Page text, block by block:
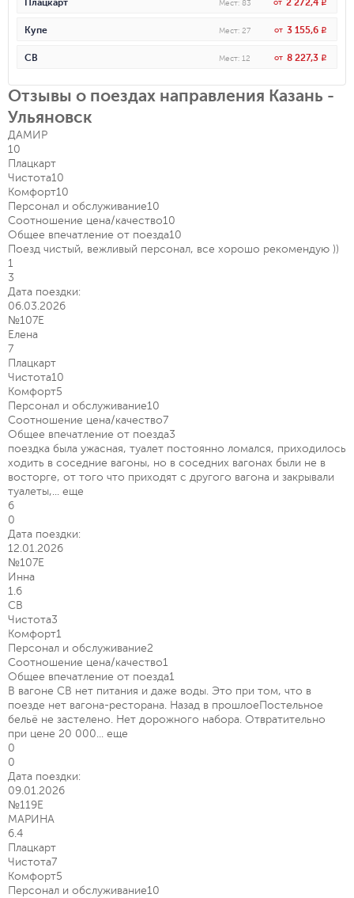
Плацкарт Мест: 83 R
Купе Мест: 27 от 3 155,6 R
СВ Мест: 12 от 8 227,3 R
Отзывы о поездах направления Казань -
Ульяновск
ДАМИР
10
Плацкарт
Чистота10
Комфорт10
Персонал и обслуживание10
Соотношение цена/качество10
Общее впечатление от поезда10
Поезд чистый, вежливый персонал, все хорошо рекомендую ))
1
3
Дата поездки:
06.03.2026
№107Е
Елена
7
Плацкарт
Чистота10
Комфорт5
Персонал и обслуживание10
Соотношение цена/качество7
Общее впечатление от поезда3
поездка была ужасная, туалет постоянно ломался, приходилось
ходить в соседние вагоны, но в соседних вагонах были не в
восторге, от того что приходят с другого вагона и закрывали
туалеты,... еще
6
0
Дата поездки:
12.01.2026
№107Е
Инна
1.6
СВ
Чистота3
Комфорт1
Персонал и обслуживание2
Соотношение цена/качество1
Общее впечатление от поезда1
В вагоне СВ нет питания и даже воды. Это при том, что в
поезде нет вагона-ресторана. Назад в прошлоеПостельное
бельё не застелено. Нет дорожного набора. Отвратительно
при цене 20 000... еще
0
0
Дата поездки:
09.01.2026
№119Е
МАРИНА
6.4
Плацкарт
Чистота7
Комфорт5
Персонал и обслуживание10